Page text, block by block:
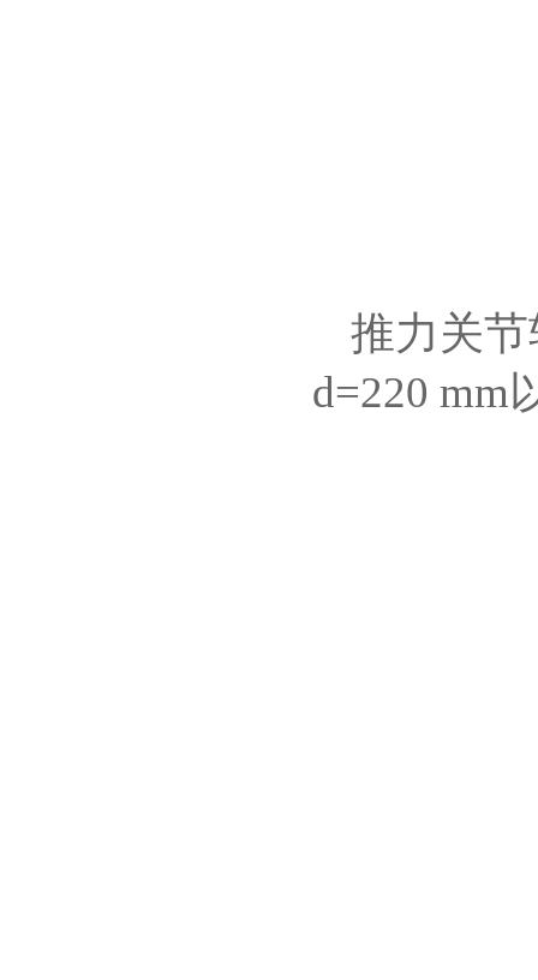
推力关
d=220 mm